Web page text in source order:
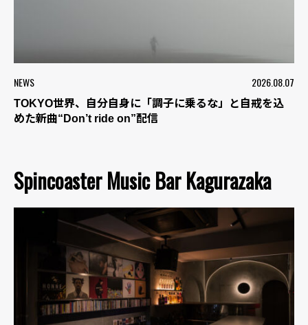
NEWS 2026.08.07
TOKYO世界、自分自身に「調子に乗るな」と自戒を込
めた新曲“Don’t ride on”配信
Spincoaster Music Bar Kagurazaka